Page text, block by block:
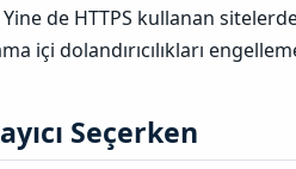
Yine de HTTPS kullanan
içi dolandırıcılıkları
Seçerken​